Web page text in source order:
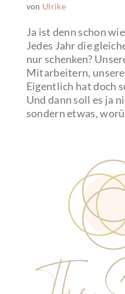
von Ulrike
Ja ist denn schon
Jedes Jahr die
nur schenken?
Mitarbeitern,
Eigentlich hat doch
Und dann soll es ja
sondern etwas,